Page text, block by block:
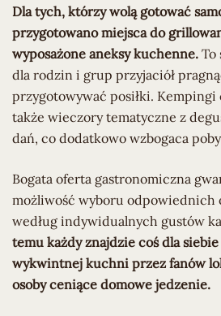
Dla tych, którzy wolą gotować
przygotowano miejsca do
wyposażone aneksy kuchenne. To
dla rodzin i grup przyjaciół
przygotowywać posiłki. Kempingi
także wieczory tematyczne z
dań, co dodatkowo wzbogaca
Bogata oferta gastronomiczna
możliwość wyboru odpowiednich
według indywidualnych gustów
temu każdy znajdzie coś dla
wykwintnej kuchni przez fanów
osoby ceniące domowe jedzenie.